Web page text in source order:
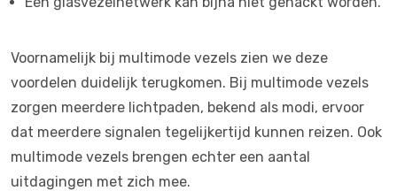
Voornamelijk bij multimode vezels zien we deze
voordelen duidelijk terugkomen. Bij multimode vezels
zorgen meerdere lichtpaden, bekend als modi, ervoor
dat meerdere signalen tegelijkertijd kunnen reizen. Ook
multimode vezels brengen echter een aantal
uitdagingen met zich mee.